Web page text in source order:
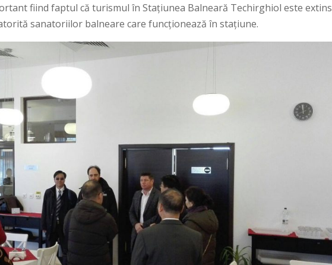
fiind faptul că turismul în Stațiunea Balneară Techirghiol este extins
sanatoriilor balneare care funcționează în stațiune.